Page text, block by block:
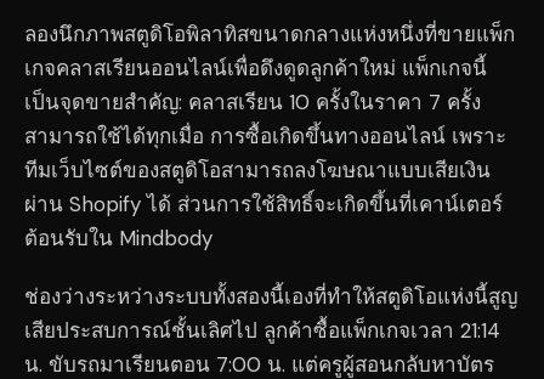
ลองนึกภาพสตูดิโอพิลาทิสขนาดกลางแห่งหนึ่งที่ขายแพ็ก
เกจคลาสเรียนออนไลน์เพื่อดึงดูดลูกค้าใหม่ แพ็กเกจนี้
เป็นจุดขายสำคัญ: คลาสเรียน 10 ครั้งในราคา 7 ครั้ง
สามารถใช้ได้ทุกเมื่อ การซื้อเกิดขึ้นทางออนไลน์ เพราะ
ทีมเว็บไซต์ของสตูดิโอสามารถลงโฆษณาแบบเสียเงิน
ผ่าน Shopify ได้ ส่วนการใช้สิทธิ์จะเกิดขึ้นที่เคาน์เตอร์
ต้อนรับใน Mindbody
ช่องว่างระหว่างระบบทั้งสองนี้เองที่ทำให้สตูดิโอแห่งนี้สูญ
เสียประสบการณ์ชั้นเลิศไป ลูกค้าซื้อแพ็กเกจเวลา 21:14
น. ขับรถมาเรียนตอน 7:00 น. แต่ครูผู้สอนกลับหาบัตร